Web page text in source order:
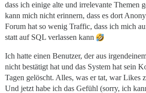
dass ich einige alte und irrelevante Themen
kann mich nicht erinnern, dass es dort
Forum hat so wenig Traffic, dass ich mich
statt auf SQL verlassen kann
Ich hatte einen Benutzer, der aus
nicht bestätigt hat und das System hat sein
Tagen gelöscht. Alles, was er tat, war Likes
Und jetzt habe ich das Gefühl (sorry, ich